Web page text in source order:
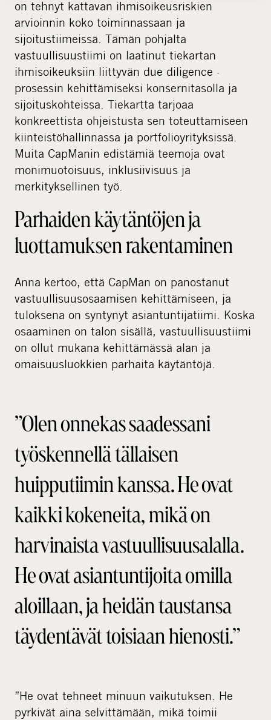
on tehnyt kattavan ihmisoikeusriskien
arvioinnin koko toiminnassaan ja
sijoitustiimeissä. Tämän pohjalta
vastuullisuustiimi on laatinut tiekartan
ihmisoikeuksiin liittyvän due diligence -
prosessin kehittämiseksi konsernitasolla ja
sijoituskohteissa. Tiekartta tarjoaa
konkreettista ohjeistusta sen toteuttamiseen
kiinteistöhallinnassa ja portfolioyrityksissä.
Muita CapManin edistämiä teemoja ovat
monimuotoisuus, inklusiivisuus ja
merkityksellinen työ.
Parhaiden käytäntöjen ja
luottamuksen rakentaminen
Anna kertoo, että CapMan on panostanut
vastuullisuusosaamisen kehittämiseen, ja
tuloksena on syntynyt asiantuntijatiimi. Koska
osaaminen on talon sisällä, vastuullisuustiimi
on ollut mukana kehittämässä alan ja
omaisuusluokkien parhaita käytäntöjä.
”Olen onnekas saadessani
työskennellä tällaisen
huipputiimin kanssa. He ovat
kaikki kokeneita, mikä on
harvinaista vastuullisuusalalla.
He ovat asiantuntijoita omilla
aloillaan, ja heidän taustansa
täydentävät toisiaan hienosti.”
”He ovat tehneet minuun vaikutuksen. He
pyrkivät aina selvittämään, mikä toimii